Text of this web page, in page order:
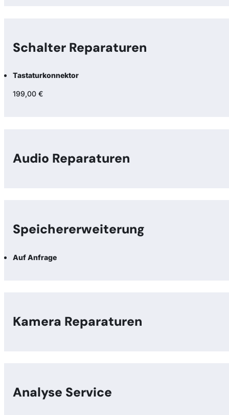
Schalter Reparaturen
Tastaturkonnektor
199,00 €
Audio Reparaturen
Speicher­erweiterung
Auf Anfrage
Kamera Reparaturen
Analyse Service